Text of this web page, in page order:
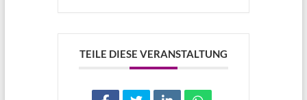
TEILE DIESE VERANSTALTUNG